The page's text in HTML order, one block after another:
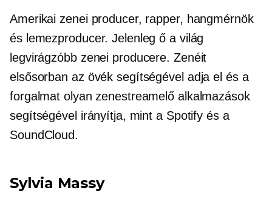
Amerikai zenei producer, rapper, hangmérnök
és lemezproducer. Jelenleg ő a világ
legvirágzóbb zenei producere. Zenéit
elsősorban az övék segítségével adja el és a
forgalmat olyan zenestreamelő alkalmazások
segítségével irányítja, mint a Spotify és a
SoundCloud.
Sylvia Massy